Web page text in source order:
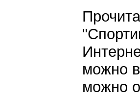
можно
можно